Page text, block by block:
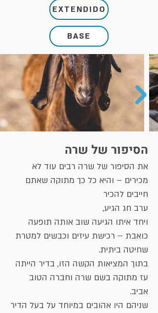
EXTENDIDO
BASE
הסיפור של שרה
את הסיפור של שרה רבים עוד לא
מכירים – והיא כל כך מתוקה שאתם
חייבים להכיר
ערב חג הגיע,
ויחד איתו הגיעה שוב אותה תופעה
כואבת – רכישת עיזים וכבשים למטרת
שחיטה ביתית.
בתוך המציאות הקשה הזו, בדיר הייתה
עז מתוקה בשם שרה וחברה הטוב
אביב.
שניהם היו אהובים במיוחד על בעל הדיר